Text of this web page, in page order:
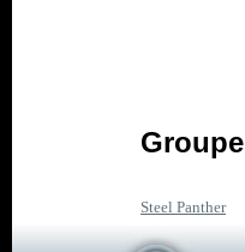
Groupe
Steel Panther